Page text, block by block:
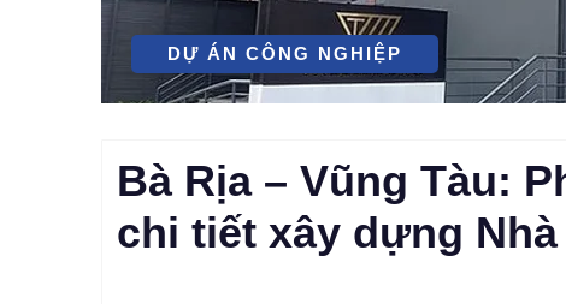
DỰ ÁN CÔNG NGHIỆP
Bà Rịa – Vũng Tàu:
chi tiết xây dựng